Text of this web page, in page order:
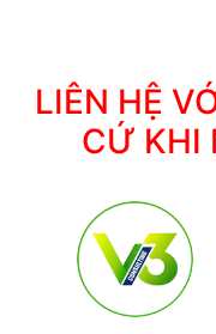
LIÊN HỆ
CỨ KHI